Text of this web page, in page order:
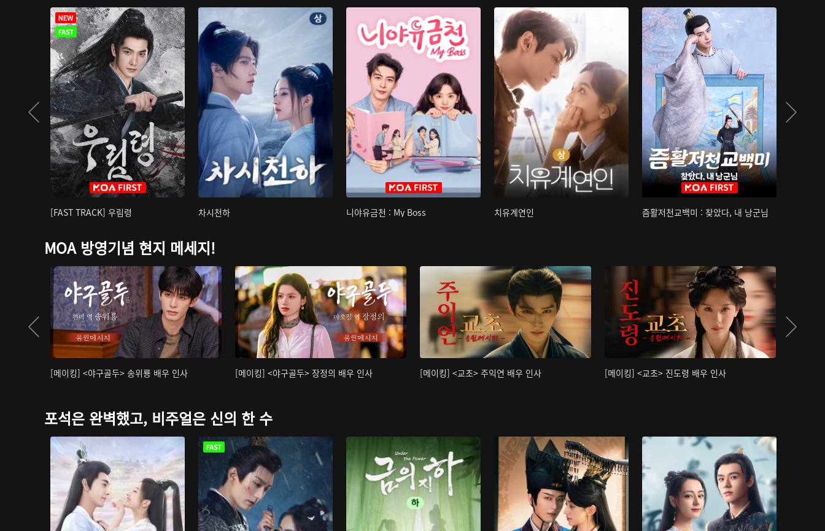
[FAST TRACK] 우림령 차시천하 니야유금천 : My Boss 치유계연인 즘활저천교백미 : 찾았다, 내 낭군님
MOA 방영기념 현지 메세지!
[메이킹] <야구골두> 송위룡 배우 인사 [메이킹] <야구골두> 장정의 배우 인사 [메이킹] <교초> 주익연 배우 인사 [메이킹] <교초> 진도령 배우 인사
포석은 완벽했고, 비주얼은 신의 한 수